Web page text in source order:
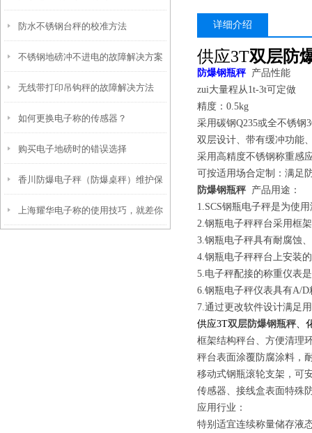
防水不锈钢台秤的校准方法
不锈钢地磅冲不进电的故障解决方案
无线带打印吊钩秤的故障解决方法
如何更换电子称的传感器？
购买电子地磅时的错误选择
香川防爆电子秤（防爆桌秤）维护保
养
上海耀华电子称的使用技巧，就差你
详细介绍
供应3T双层防
防爆钢瓶秤 产品性能
zui大量程从1t-3t可定做
精度：0.5kg
采用碳钢Q235或全不锈钢
双层设计、带有缓冲功能
采用高精度不锈钢称重感
可按适用场合定制：满足
防爆钢瓶秤 产品用途：
1.SCS钢瓶电子秤是为使
2.钢瓶电子秤秤台采用框
3.钢瓶电子秤具有耐腐蚀
4.钢瓶电子秤秤台上安装
5.电子秤配接的称重仪表
6.钢瓶电子秤仪表具有A/
7.通过更改软件设计满足
供应3T双层防爆钢瓶秤、
框架结构秤台、方便清理
秤台表面涂覆防腐涂料，
移动式钢瓶滚轮支架，可
传感器、接线盒表面特殊
应用行业：
特别适宜连续称量储存液